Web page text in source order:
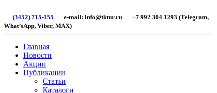
(3452) 715-155 e-mail: info@tktur.ru +7 992 304 1293 (Telegram,
What’sApp, Viber, МАХ)
Главная
Новости
Акции
Публикации
Статьи
Каталоги